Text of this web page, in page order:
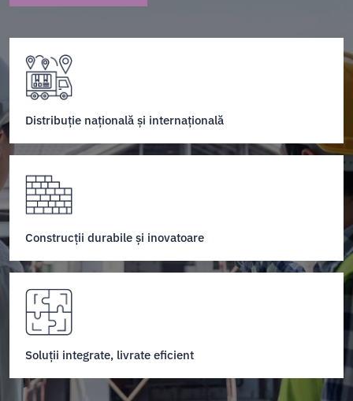
Distribuție națională și internațională
Construcții durabile și inovatoare
Soluții integrate, livrate eficient